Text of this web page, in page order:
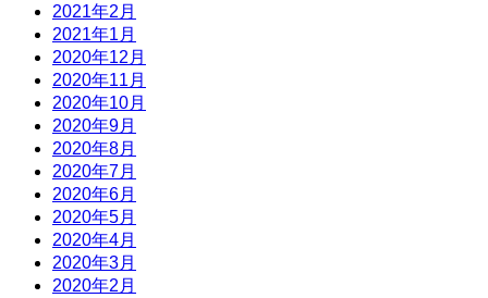
2021年2月
2021年1月
2020年12月
2020年11月
2020年10月
2020年9月
2020年8月
2020年7月
2020年6月
2020年5月
2020年4月
2020年3月
2020年2月